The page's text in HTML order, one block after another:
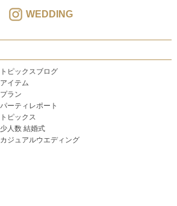
WEDDING
トピックスブログ
アイテム
プラン
パーティレポート
トピックス
少人数 結婚式
カジュアルウエディング